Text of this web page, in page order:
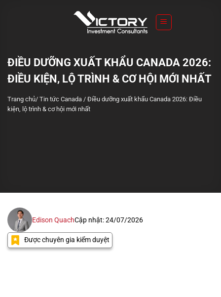
ĐIỀU DƯỠNG XUẤT KHẨU CANADA 2026:
ĐIỀU KIỆN, LỘ TRÌNH & CƠ HỘI MỚI NHẤT
Trang chủ/ Tin tức Canada / Điều dưỡng xuất khẩu Canada 2026: Điều
kiện, lộ trình & cơ hội mới nhất
Edison QuachCập nhật: 24/07/2026
Được chuyên gia kiểm duyệt